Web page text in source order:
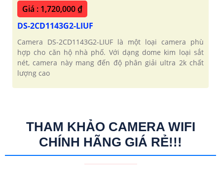
Giá : 1,720,000 ₫
DS-2CD1143G2-LIUF
Camera DS-2CD1143G2-LIUF là một loại camera phù
hợp cho căn hộ nhà phố. Với dạng dome kim loại sắt
nét, camera này mang đến độ phân giải ultra 2k chất
lượng cao
THAM KHẢO CAMERA WIFI
CHÍNH HÃNG GIÁ RẺ!!!